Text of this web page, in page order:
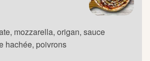
mozzarella, origan, sauce
hachée, poivrons